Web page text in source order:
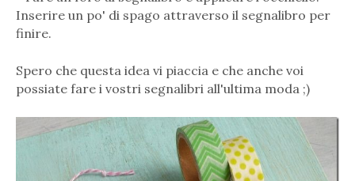
Inserire un po' di spago attraverso il segnalibro per
finire.
Spero che questa idea vi piaccia e che anche voi
possiate fare i vostri segnalibri all'ultima moda ;)